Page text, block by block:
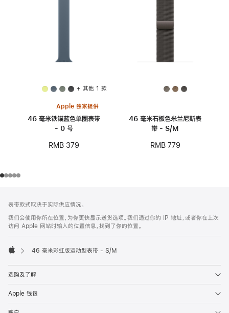
+ 其他 1 款
Apple 独家提供
46 毫米铁锚蓝色单圈表带
- 0 号
RMB 379
46 毫米石板色米兰尼斯表
带 - S/M
RMB 779
页
脚
注
表带款式取决于实际供应情况。
我们会使用你所在位置，为你更快显示送货选项。我们通过你的 IP 地址，或者你在上次
访问 Apple 网站时输入的位置信息，找到了你的位置。
46 毫米彩虹版运动型表带 - S/M
选购及了解
Apple 钱包